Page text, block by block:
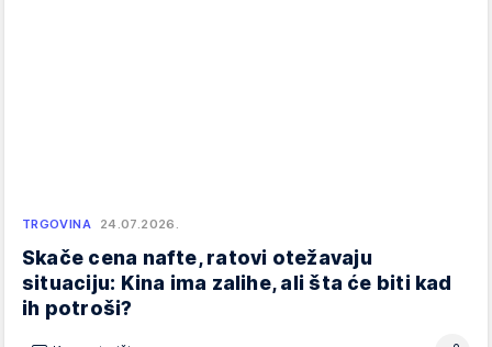
TRGOVINA 24.07.2026.
Skače cena nafte, ratovi otežavaju
situaciju: Kina ima zalihe, ali šta će biti kad
ih potroši?